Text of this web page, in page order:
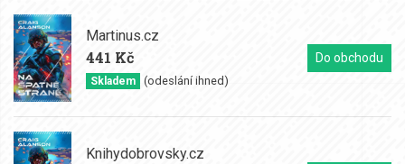
Martinus.cz
441 Kč
Skladem (odeslání ihned)
Do obchodu
Knihydobrovsky.cz